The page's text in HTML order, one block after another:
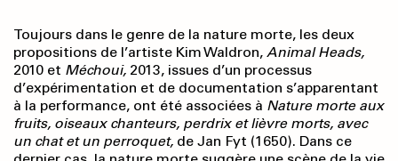
Toujours dans le genre de la nature morte, les deux
propositions de l’artiste Kim Waldron, Animal Heads,
2010 et Méchoui, 2013, issues d’un processus
d’expérimentation et de documentation s’apparentant
à la performance, ont été associées à Nature morte aux
fruits, oiseaux chanteurs, perdrix et lièvre morts, avec
un chat et un perroquet, de Jan Fyt (1650). Dans ce